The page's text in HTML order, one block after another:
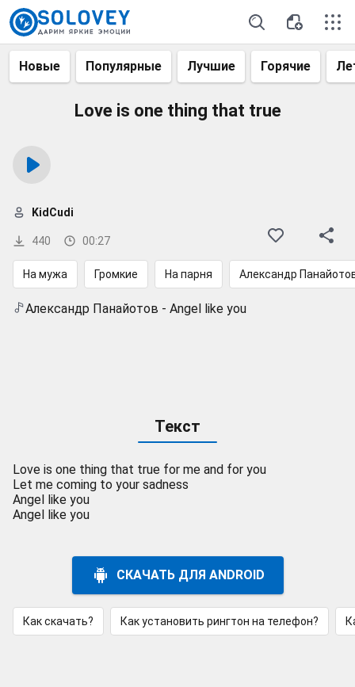
Новые Популярные Лучшие Горячие
Love is one thing that true
440 00:27
KidCudi
На мужа Громкие На парня Александр
Александр Панайотов - Angel like you
Текст
Love is one thing that true for me and for you
Let me coming to your sadness
Angel like you
Angel like you
СКАЧАТЬ ДЛЯ ANDROID
Как скачать? Как установить рингтон на телефон?